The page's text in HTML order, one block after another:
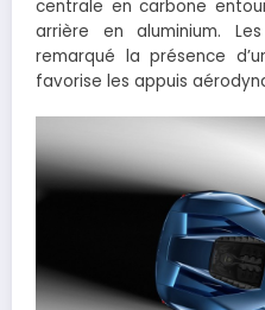
centrale en carbone
arrière en aluminium.
remarqué la présence
favorise les appuis